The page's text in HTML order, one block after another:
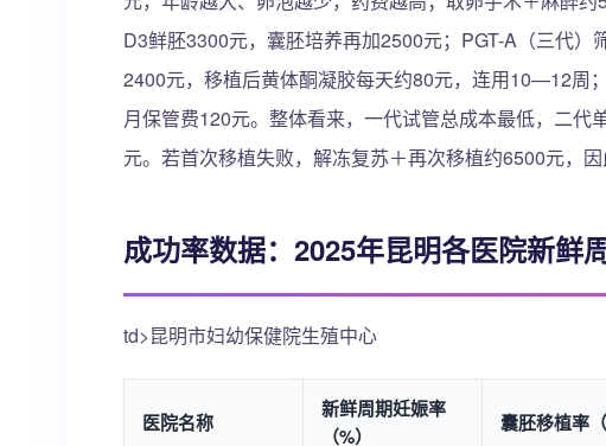
D3鲜胚3300元，囊胚培养再加2500元；PGT-A（三代
2400元，移植后黄体酮凝胶每天约80元，连用10—12周
月保管费120元。整体看来，一代试管总成本最低，二
元。若首次移植失败，解冻复苏＋再次移植约6500元，
成功率数据：2025年昆明各医院新鲜
td>昆明市妇幼保健院生殖中心
医院名称
新鲜周期妊娠率
（%）
囊胚移植率（